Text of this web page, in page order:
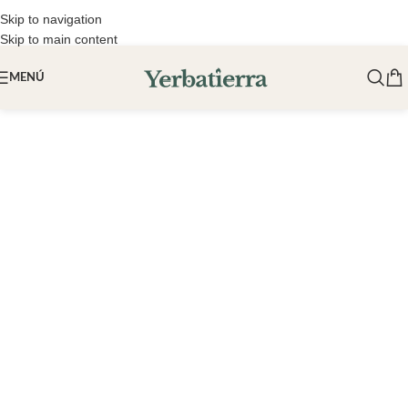
Skip to navigation
Skip to main content
MENÚ